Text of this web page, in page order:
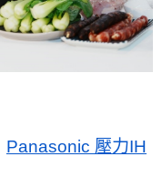
Panasonic 壓力IH